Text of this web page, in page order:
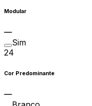
Modular
Sim
24
Cor Predominante